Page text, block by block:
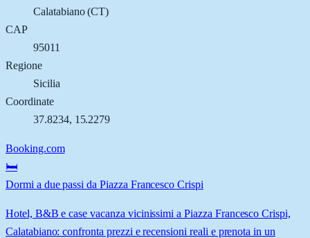
Calatabiano(CT)
CAP
95011
Regione
Sicilia
Coordinate
37.8234, 15.2279
Booking.com
🛏️
Dormi a due passi da Piazza Francesco Crispi
Hotel, B&B e case vacanza vicinissimi a Piazza Francesco Crispi,
Calatabiano: confronta prezzi e recensioni reali e prenota in un